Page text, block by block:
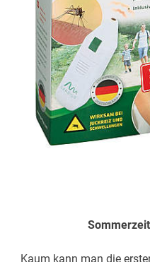
Kaum kann man die